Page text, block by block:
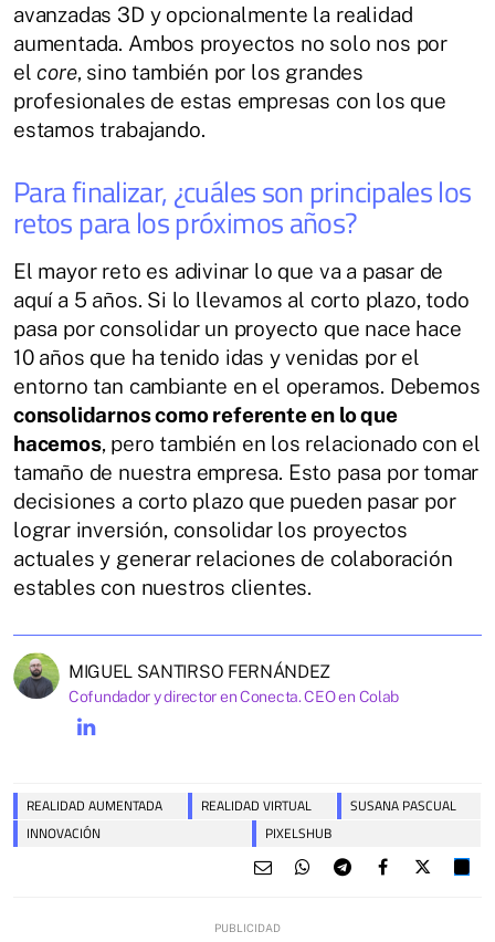
avanzadas 3D y opcionalmente la realidad
aumentada. Ambos proyectos no solo nos por
elcore, sino también por los grandes
profesionales de estas empresas con los que
estamos trabajando.
Para finalizar, ¿cuáles son principales los
retos para los próximos años?
El mayor reto es adivinar lo que va a pasar de
aquí a 5 años. Si lo llevamos al corto plazo, todo
pasa por consolidar un proyecto que nace hace
10 años que ha tenido idas y venidas por el
entorno tan cambiante en el operamos. Debemos
consolidarnos como referente en lo que
hacemos, pero también en los relacionado con el
tamaño de nuestra empresa. Esto pasa por tomar
decisiones a corto plazo que pueden pasar por
lograr inversión, consolidar los proyectos
actuales y generar relaciones de colaboración
estables con nuestros clientes.
MIGUEL SANTIRSO FERNÁNDEZ
Cofundador y director en Conecta. CEO en Colab
REALIDAD AUMENTADA REALIDAD VIRTUAL
SUSANA PASCUAL
INNOVACIÓN
PIXELSHUB